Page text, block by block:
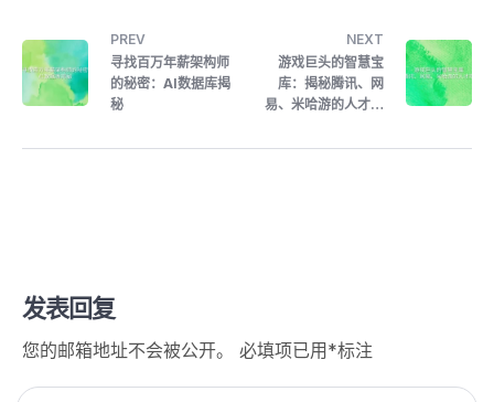
PREV
寻找百万年薪架构师
的秘密：AI数据库揭
秘
NEXT
游戏巨头的智慧宝
库：揭秘腾讯、网
易、米哈游的人才挖
发表回复
您的邮箱地址不会被公开。 必填项已用 *标注